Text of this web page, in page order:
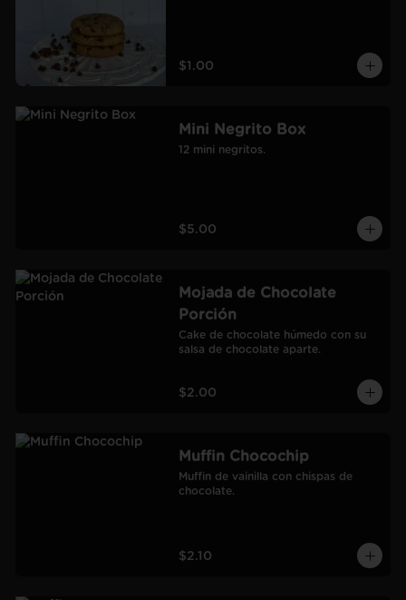
$1.00
Mini Negrito Box
12 mini negritos.
$5.00
Mojada de Chocolate
Porción
Cake de chocolate húmedo con su
salsa de chocolate aparte.
$2.00
Muffin Chocochip
Muffin de vainilla con chispas de
chocolate.
$2.10